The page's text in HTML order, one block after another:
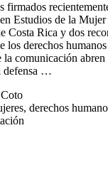
firmados
Estudios de la
Costa Rica y dos
los derechos
la comunicación abren
defensa …
derechos